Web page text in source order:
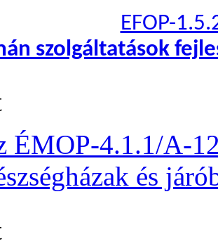
EFOP-
szolgáltatások
ÉMOP-4.1.1/A-
és